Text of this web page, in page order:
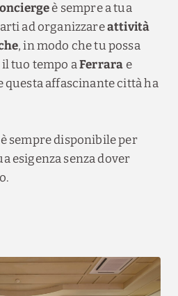
è sempre a tua
ad organizzareattività
, in modo che tu possa
tuo tempo aFerrarae
affascinante città ha
è sempre disponibile per
esigenzasenza dover